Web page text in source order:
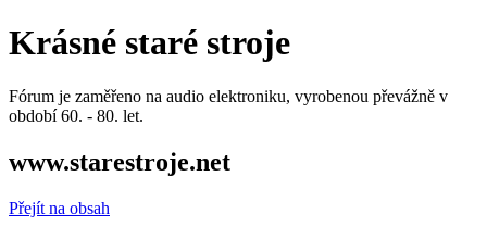
Krásné staré stroje
Fórum je zaměřeno na audio elektroniku, vyrobenou převážně v
období 60. - 80. let.
www.starestroje.net
Přejít na obsah